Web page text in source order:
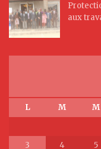
aux
L M M
3
4 5